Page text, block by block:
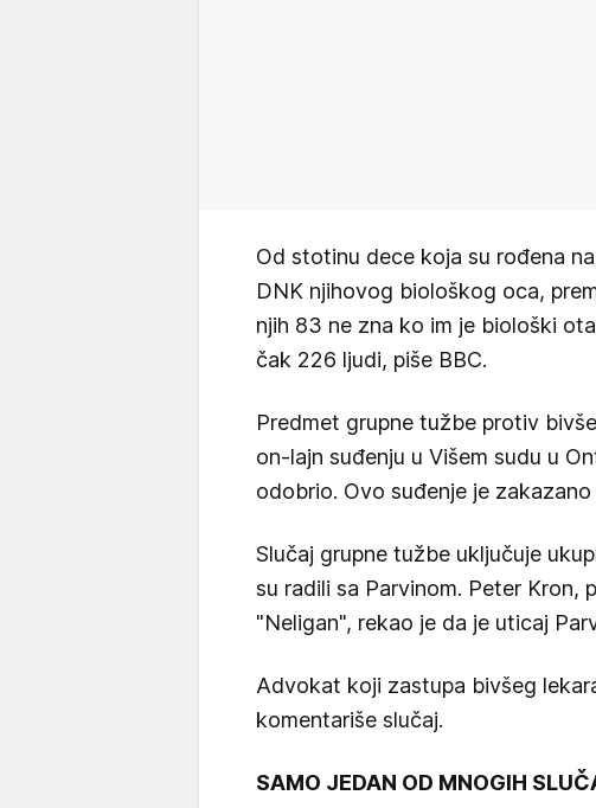
Od stotinu dece koja su rođena
DNK njihovog biološkog oca,
njih 83 ne zna ko im je biološki
čak 226 ljudi, piše BBC.
Predmet grupne tužbe protiv
on-lajn suđenju u Višem sudu u
odobrio. Ovo suđenje je zakazano
Slučaj grupne tužbe uključuje
su radili sa Parvinom. Peter Kron,
"Neligan", rekao je da je uticaj
Advokat koji zastupa bivšeg
komentariše slučaj.
SAMO JEDAN OD MNOGIH